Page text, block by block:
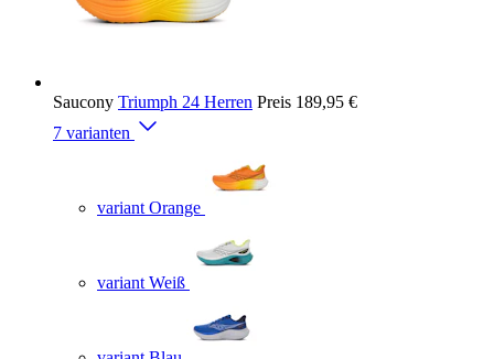
Saucony Triumph 24 Herren Preis 189,95 €
7 varianten
variant Orange
variant Weiß